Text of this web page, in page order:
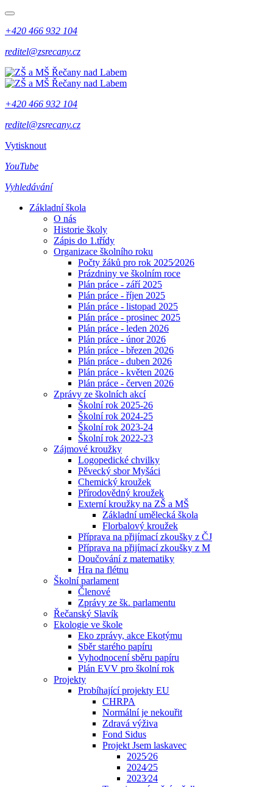
+420 466 932 104
reditel@zsrecany.cz
+420 466 932 104
reditel@zsrecany.cz
Vytisknout
YouTube
Vyhledávání
Základní škola
O nás
Historie školy
Zápis do 1.třídy
Organizace školního roku
Počty žáků pro rok 2025⁄2026
Prázdniny ve školním roce
Plán práce - září 2025
Plán práce - říjen 2025
Plán práce - listopad 2025
Plán práce - prosinec 2025
Plán práce - leden 2026
Plán práce - únor 2026
Plán práce - březen 2026
Plán práce - duben 2026
Plán práce - květen 2026
Plán práce - červen 2026
Zprávy ze školních akcí
Školní rok 2025-26
Školní rok 2024-25
Školní rok 2023-24
Školní rok 2022-23
Zájmové kroužky
Logopedické chvilky
Pěvecký sbor Myšáci
Chemický kroužek
Přírodovědný kroužek
Externí kroužky na ZŠ a MŠ
Základní umělecká škola
Florbalový kroužek
Příprava na přijímací zkoušky z ČJ
Příprava na přijímací zkoušky z M
Doučování z matematiky
Hra na flétnu
Školní parlament
Členové
Zprávy ze šk. parlamentu
Řečanský Slavík
Ekologie ve škole
Eko zprávy, akce Ekotýmu
Sběr starého papíru
Vyhodnocení sběru papíru
Plán EVV pro školní rok
Projekty
Probíhající projekty EU
CHRPA
Normální je nekouřit
Zdravá výživa
Fond Sidus
Projekt Jsem laskavec
2025⁄26
2024⁄25
2023⁄24